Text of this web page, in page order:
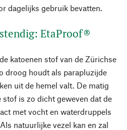
dagelijks gebruik bevatten.
EtaProof®
katoenen stof van de Zürichse
droog houdt als parapluzijde
uit de hemel valt. De matig
is zo dicht geweven dat de
met vocht en waterdruppels
natuurlijke vezel kan en zal